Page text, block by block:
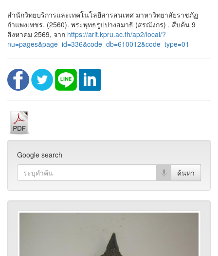
สำนักวิทยบริการและเทคโนโลยีสารสนเทศ มาหาวิทยาลัยราชภัฏ
กำแพงเพชร. (2560). พระพุทธรูปปางสมาธิ (สรณังกร) . สืบค้น 9
สิงหาคม 2569, จาก https://arit.kpru.ac.th/ap2/local/?
nu=pages&page_id=336&code_db=610012&code_type=01
Google search